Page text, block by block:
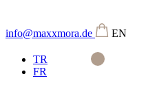
info@maxxmora.de EN
TR
FR